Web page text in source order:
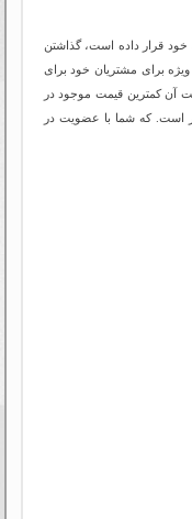
خود قرار داده است، گذاشتن
برای مشتریان خود برای
آن کمترین قیمت موجود در
است. که شما با عضویت در